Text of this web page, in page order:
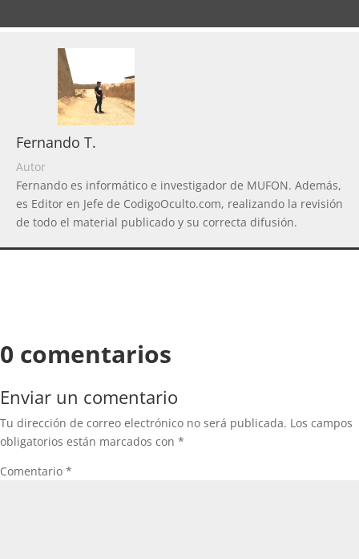
Fernando T.
Autor
Fernando es informático e investigador de MUFON. Además,
es Editor en Jefe de CodigoOculto.com, realizando la revisión
de todo el material publicado y su correcta difusión.
0 comentarios
Enviar un comentario
Tu dirección de correo electrónico no será publicada. Los campos
obligatorios están marcados con *
Comentario *